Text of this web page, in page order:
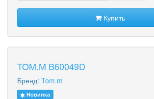
Купить
TOM.M B60049D
Бренд: Tom.m
Новинка